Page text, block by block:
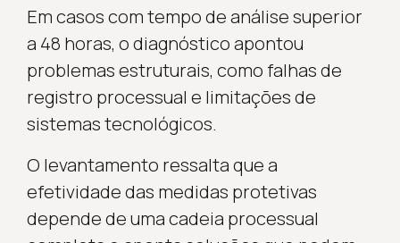
Em casos com tempo de análise superior
a 48 horas, o diagnóstico apontou
problemas estruturais, como falhas de
registro processual e limitações de
sistemas tecnológicos.
O levantamento ressalta que a
efetividade das medidas protetivas
depende de uma cadeia processual